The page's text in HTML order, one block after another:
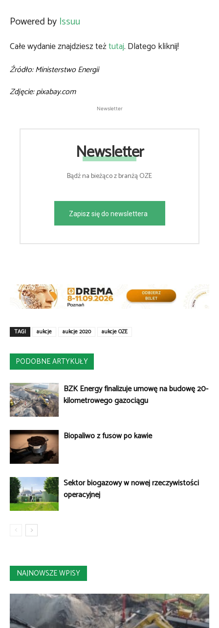
Powered by Issuu
Całe wydanie znajdziesz teżtutaj. Dlatego kliknij!
Źródło: Ministerstwo Energii
Zdjęcie: pixabay.com
Newsletter
Newsletter
Bądź na bieżąco z branżą OZE
Zapisz się do newslettera
TAGI aukcje aukcje 2020 aukcje OZE
PODOBNE ARTYKUŁY
BZK Energy finalizuje umowę na budowę 20-
kilometrowego gazociągu
Biopaliwo z fusów po kawie
Sektor biogazowy w nowej rzeczywistości
operacyjnej
NAJNOWSZE WPISY